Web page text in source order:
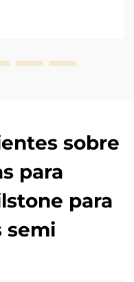
sobre
para
para
semi